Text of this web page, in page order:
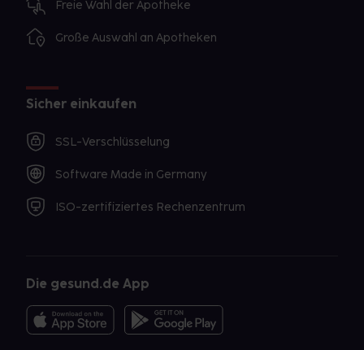
Freie Wahl der Apotheke
Große Auswahl an Apotheken
Sicher einkaufen
SSL-Verschlüsselung
Software Made in Germany
ISO-zertifiziertes Rechenzentrum
Die gesund.de App